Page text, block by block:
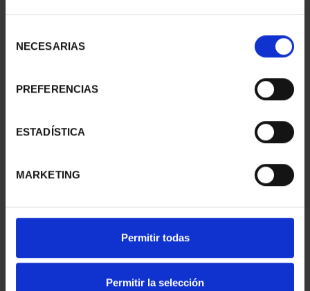
NECESARIAS
PREFERENCIAS
ESTADÍSTICA
MARKETING
Permitir todas
Permitir la selección
(2021) 8 REALES
CENTENARIO DE LA
RADIO (2024) 8 REALES
250 ANIV. EEUU -
CIUDADES PATRIMONIO